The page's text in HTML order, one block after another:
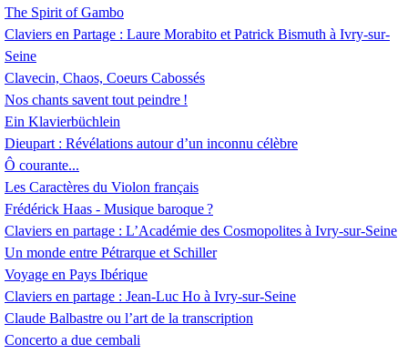
The Spirit of Gambo
Claviers en Partage : Laure Morabito et Patrick Bismuth à Ivry-sur-
Seine
Clavecin, Chaos, Coeurs Cabossés
Nos chants savent tout peindre !
Ein Klavierbüchlein
Dieupart : Révélations autour d’un inconnu célèbre
Ô courante...
Les Caractères du Violon français
Frédérick Haas - Musique baroque?
Claviers en partage : L’Académie des Cosmopolites à Ivry-sur-Seine
Un monde entre Pétrarque et Schiller
Voyage en Pays Ibérique
Claviers en partage : Jean-Luc Ho à Ivry-sur-Seine
Claude Balbastre ou l’art de la transcription
Concerto a due cembali